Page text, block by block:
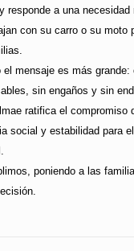
responde a una necesidad
con su carro o su moto
el mensaje es más
sin engaños y sin
ratifica el compromiso
social y estabilidad para
poniendo a las